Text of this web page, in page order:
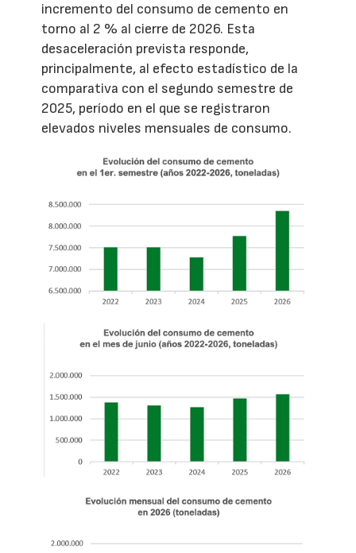
incremento del consumo de cemento en
torno al 2 % al cierre de 2026. Esta
desaceleración prevista responde,
principalmente, al efecto estadístico de la
comparativa con el segundo semestre de
2025, período en el que se registraron
elevados niveles mensuales de consumo.